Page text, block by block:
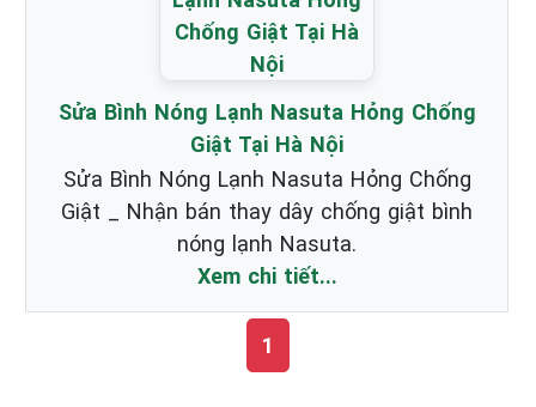
Sửa Bình Nóng Lạnh Nasuta Hỏng Chống
Giật Tại Hà Nội
Sửa Bình Nóng Lạnh Nasuta Hỏng Chống
Giật _ Nhận bán thay dây chống giật bình
nóng lạnh Nasuta.
Xem chi tiết...
1